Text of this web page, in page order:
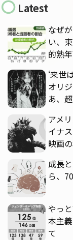
Latest
なぜ
い、
的熟
‘来世
オリ
あ、
アメ
イナ
映画
成長
ら、
やっ
本主
て